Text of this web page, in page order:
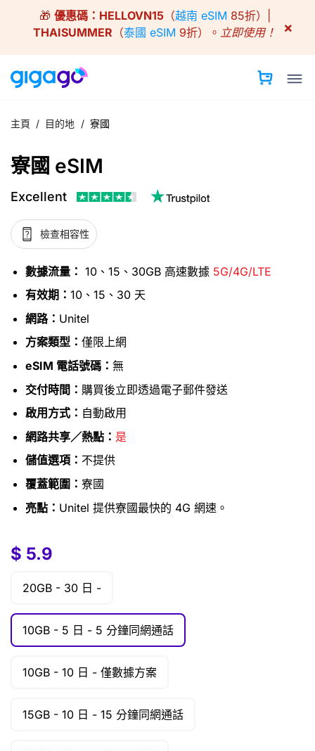
🎁 優惠碼： HELLOVN15（越南 eSIM 85折）|
THAISUMMER （泰國 eSIM 9折）。 立即使用！ ×
主頁 / 目的地 / 寮國
寮國 eSIM
Excellent
檢查相容性
數據流量： 10、15、30GB 高速數據 5G/4G/LTE
有效期： 10、15、30 天
網路： Unitel
方案類型： 僅限上網
eSIM 電話號碼： 無
交付時間： 購買後立即透過電子郵件發送
啟用方式： 自動啟用
網路共享／熱點： 是
儲值選項： 不提供
覆蓋範圍： 寮國
亮點： Unitel 提供寮國最快的 4G 網速。
$ 5.9
20GB - 30 日 -
10GB - 5 日 - 5 分鐘同網通話
10GB - 10 日 - 僅數據方案
15GB - 10 日 - 15 分鐘同網通話
$ 5.9